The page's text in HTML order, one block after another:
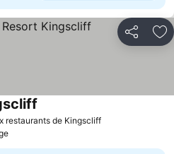
Partager
restaurants de KingscliffConsulter